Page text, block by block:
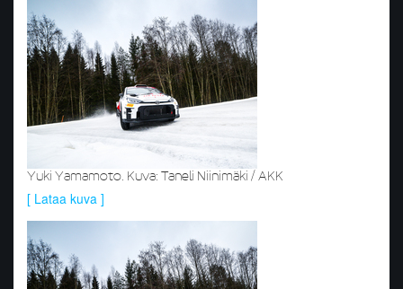
Yuki Yamamoto. Kuva: Taneli Niinimäki / AKK
[ Lataa kuva ]